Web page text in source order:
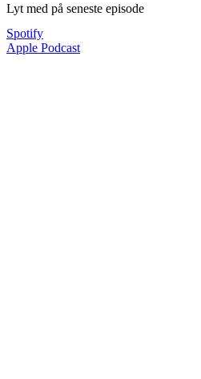
Lyt med på seneste episode
Spotify
Apple Podcast